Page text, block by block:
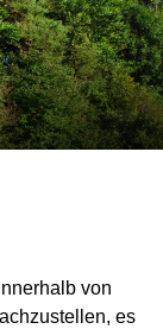
von
es